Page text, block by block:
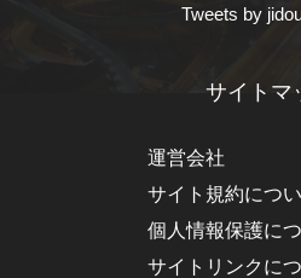
Tweets by
サイトマ
運営会社
サイト規約につ
個人情報保護に
サイトリンクに